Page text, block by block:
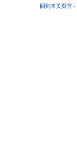
回到本页页首 -